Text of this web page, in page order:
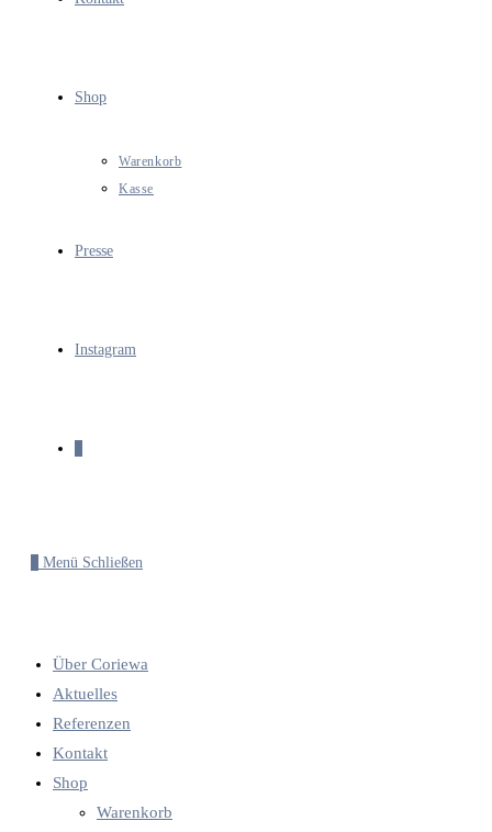
Shop
Warenkorb
Kasse
Presse
Instagram
Menü Schließen
Über Coriewa
Aktuelles
Referenzen
Kontakt
Shop
Warenkorb